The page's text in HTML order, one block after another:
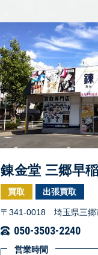
錬金堂 三郷早
買取 出張買取
〒341-0018 埼玉県三郷
050-3503-2240
営業時間